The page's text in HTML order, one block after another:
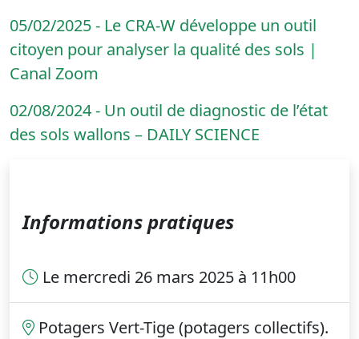
05/02/2025 - Le CRA-W développe un outil
citoyen pour analyser la qualité des sols |
Canal Zoom
02/08/2024 - Un outil de diagnostic de l’état
des sols wallons – DAILY SCIENCE
Informations pratiques
Le mercredi 26 mars 2025 à 11h00
Potagers Vert-Tige (potagers collectifs).